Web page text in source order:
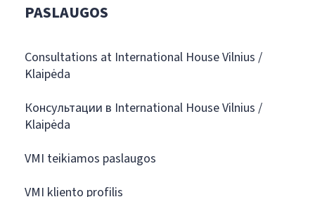
PASLAUGOS
Consultations at International House Vilnius /
Klaipėda
Консультации в International House Vilnius /
Klaipėda
VMI teikiamos paslaugos
VMI kliento profilis